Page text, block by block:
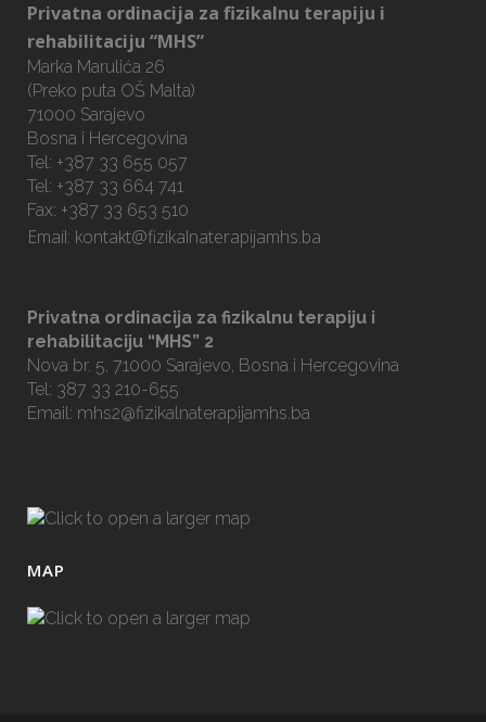
Privatna ordinacija za fizikalnu terapiju i
rehabilitaciju “MHS”
Marka Marulića 26
(Preko puta OŠ Malta)
71000 Sarajevo
Bosna i Hercegovina
Tel: +387 33 655 057
Tel: +387 33 664 741
Fax: +387 33 653 510
Email: kontakt@fizikalnaterapijamhs.ba
Privatna ordinacija za fizikalnu terapiju i
rehabilitaciju “MHS” 2
Nova br. 5, 71000 Sarajevo, Bosna i Hercegovina
Tel: 387 33 210-655
Email: mhs2@fizikalnaterapijamhs.ba
MAP